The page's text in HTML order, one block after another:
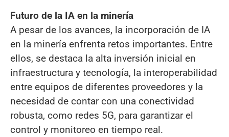
Futuro de la IA en la minería
A pesar de los avances, la incorporación de IA
en la minería enfrenta retos importantes. Entre
ellos, se destaca la alta inversión inicial en
infraestructura y tecnología, la interoperabilidad
entre equipos de diferentes proveedores y la
necesidad de contar con una conectividad
robusta, como redes 5G, para garantizar el
control y monitoreo en tiempo real.